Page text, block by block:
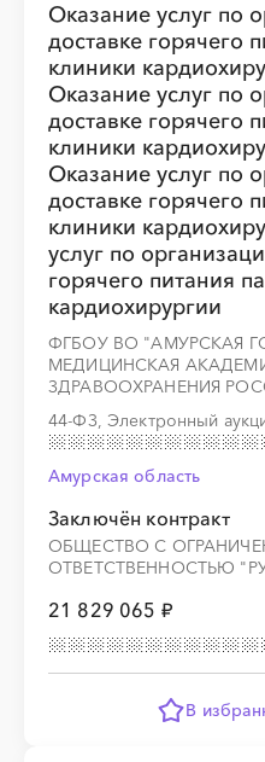
Оказание услуг по
доставке горячего
клиники
Оказание услуг по
доставке горячего
клиники
Оказание услуг по
доставке горячего
клиники
услуг по
горячего питания
кардиохирургии
ФГБОУ ВО "АМУРСКАЯ
МЕДИЦИНСКАЯ
ЗДРАВООХРАНЕНИЯ
44-ФЗ, Электронный
Амурская область
Заключён контракт
ОБЩЕСТВО С
ОТВЕТСТВЕННОСТЬЮ
21 829 065 ₽
В
░ ░░ ░ ░░░ ░ ░ ░ ░